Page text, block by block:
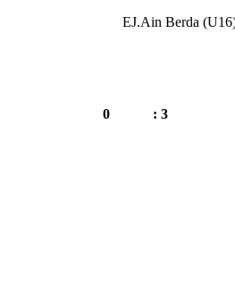
EJ.Ain Berda
3 :
0